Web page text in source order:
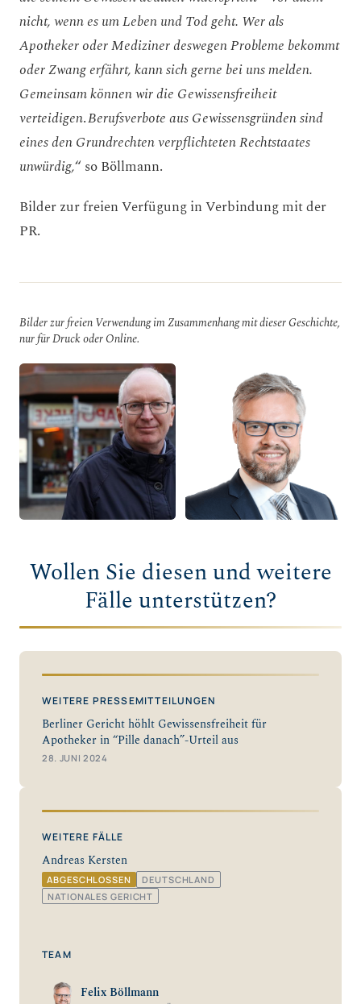
nicht, wenn es um Leben und Tod geht. Wer als
Apotheker oder Mediziner deswegen Probleme bekommt
oder Zwang erfährt, kann sich gerne bei uns melden.
Gemeinsam können wir die Gewissensfreiheit
verteidigen.Berufsverbote aus Gewissensgründen sind
eines den Grundrechten verpflichteten Rechtstaates
unwürdig,“ so Böllmann.
Bilder zur freien Verfügung in Verbindung mit der
PR.
Bilder zur freien Verwendung im Zusammenhang mit dieser Geschichte,
nur für Druck oder Online.
Wollen Sie diesen und weitere
Fälle unterstützen?
WEITERE PRESSEMITTEILUNGEN
Berliner Gericht höhlt Gewissensfreiheit für
Apotheker in “Pille danach”-Urteil aus
28. JUNI 2024
WEITERE FÄLLE
Andreas Kersten
ABGESCHLOSSEN
DEUTSCHLAND
NATIONALES GERICHT
TEAM
Felix Böllmann